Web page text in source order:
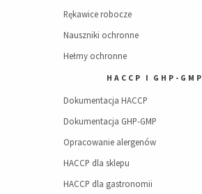
Rękawice robocze
Nauszniki ochronne
Hełmy ochronne
HACCP I GHP-GMP
Dokumentacja HACCP
Dokumentacja GHP-GMP
Opracowanie alergenów
HACCP dla sklepu
HACCP dla gastronomii